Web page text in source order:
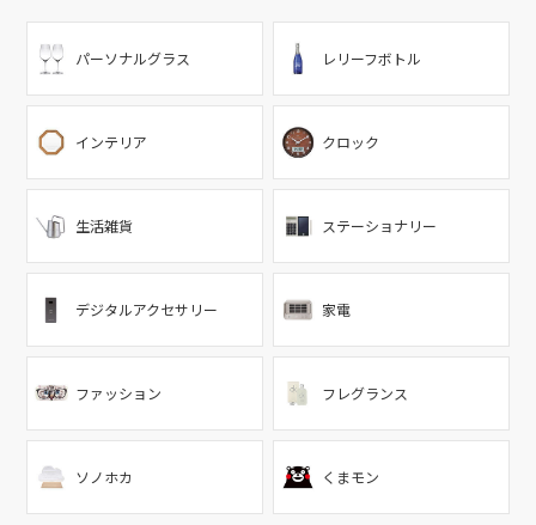
パーソナルグラス レリーフボトル
インテリア クロック
生活雑貨 ステーショナリー
デジタルアクセサリー 家電
ファッション フレグランス
ソノホカ くまモン